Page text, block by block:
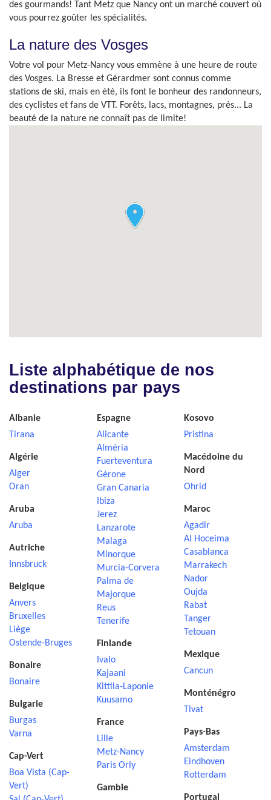
des gourmands! Tant Metz que Nancy ont un marché couvert où
vous pourrez goûter les spécialités.
La nature des Vosges
Votre vol pour Metz-Nancy vous emmène à une heure de route
des Vosges. La Bresse et Gérardmer sont connus comme
stations de ski, mais en été, ils font le bonheur des randonneurs,
des cyclistes et fans de VTT. Forêts, lacs, montagnes, prés... La
beauté de la nature ne connaît pas de limite!
Liste alphabétique de nos
destinations par pays
Albanie
Tirana
Algérie
Alger
Oran
Aruba
Aruba
Autriche
Innsbruck
Belgique
Anvers
Bruxelles
Liège
Ostende-Bruges
Bonaire
Bonaire
Bulgarie
Burgas
Varna
Cap-Vert
Boa Vista (Cap-
Vert)
Espagne
Alicante
Alméria
Fuerteventura
Gérone
Gran Canaria
Ibiza
Jerez
Lanzarote
Malaga
Minorque
Murcia-Corvera
Palma de
Majorque
Reus
Tenerife
Finlande
Ivalo
Kajaani
Kittila-Laponie
Kuusamo
France
Lille
Metz-Nancy
Paris Orly
Gambie
Kosovo
Pristina
Macédoine du
Nord
Ohrid
Maroc
Agadir
Al Hoceima
Casablanca
Marrakech
Nador
Oujda
Rabat
Tanger
Tetouan
Mexique
Cancun
Monténégro
Tivat
Pays-Bas
Amsterdam
Eindhoven
Rotterdam
Portugal